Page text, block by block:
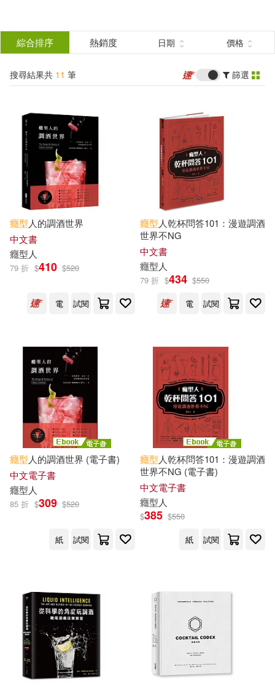
結
分類 (單選)
所有商品(11) 圖書(6)
電子書(5)
作者 (可複選)
癮型人(5)
戴夫•阿諾德(2)
大衛・卡普蘭(1)
尼克・福查德(1)
艾力克斯・戴(1)
艾力克斯・戴(Alex Day)、大衛・
卡普蘭(David Kaplan)、尼克・福
查德(Nick Fauchald)(1)
出版社
中國輕工業出版社(1)
配送方式 (可複選)
綜合排序 熱銷度 日期 價格
搜尋結果共 11 筆 篩選
癮型人的調酒世界
中文書
癮型人
79 折 $410 $520
電 試閱
癮型人乾杯問答101：漫遊調酒
世界不NG
中文書
癮型人
79 折 $434 $550
電
試閱
癮型人的調酒世界 (電子書)
中文電子書
癮型人
85 折 $309 $520
紙 試閱
癮型人乾杯問答101：漫遊調酒
世界不NG (電子書)
中文電子書
癮型人
$385 $550
紙
試閱